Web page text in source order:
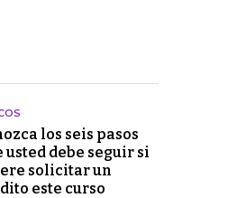
los seis pasos
usted debe seguir si
solicitar un
este curso